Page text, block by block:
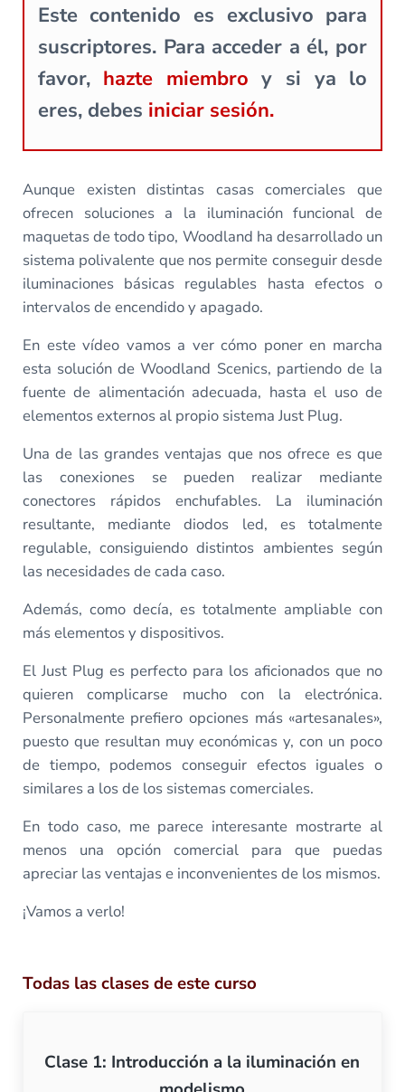
Este contenido es exclusivo para
suscriptores. Para acceder a él, por
favor, hazte miembro y si ya lo
eres, debes iniciar sesión.
Aunque existen distintas casas comerciales que
ofrecen soluciones a la iluminación funcional de
maquetas de todo tipo, Woodland ha desarrollado un
sistema polivalente que nos permite conseguir desde
iluminaciones básicas regulables hasta efectos o
intervalos de encendido y apagado.
En este vídeo vamos a ver cómo poner en marcha
esta solución de Woodland Scenics, partiendo de la
fuente de alimentación adecuada, hasta el uso de
elementos externos al propio sistema Just Plug.
Una de las grandes ventajas que nos ofrece es que
las conexiones se pueden realizar mediante
conectores rápidos enchufables. La iluminación
resultante, mediante diodos led, es totalmente
regulable, consiguiendo distintos ambientes según
las necesidades de cada caso.
Además, como decía, es totalmente ampliable con
más elementos y dispositivos.
El Just Plug es perfecto para los aficionados que no
quieren complicarse mucho con la electrónica.
Personalmente prefiero opciones más «artesanales»,
puesto que resultan muy económicas y, con un poco
de tiempo, podemos conseguir efectos iguales o
similares a los de los sistemas comerciales.
En todo caso, me parece interesante mostrarte al
menos una opción comercial para que puedas
apreciar las ventajas e inconvenientes de los mismos.
¡Vamos a verlo!
Todas las clases de este curso
Clase 1: Introducción a la iluminación en